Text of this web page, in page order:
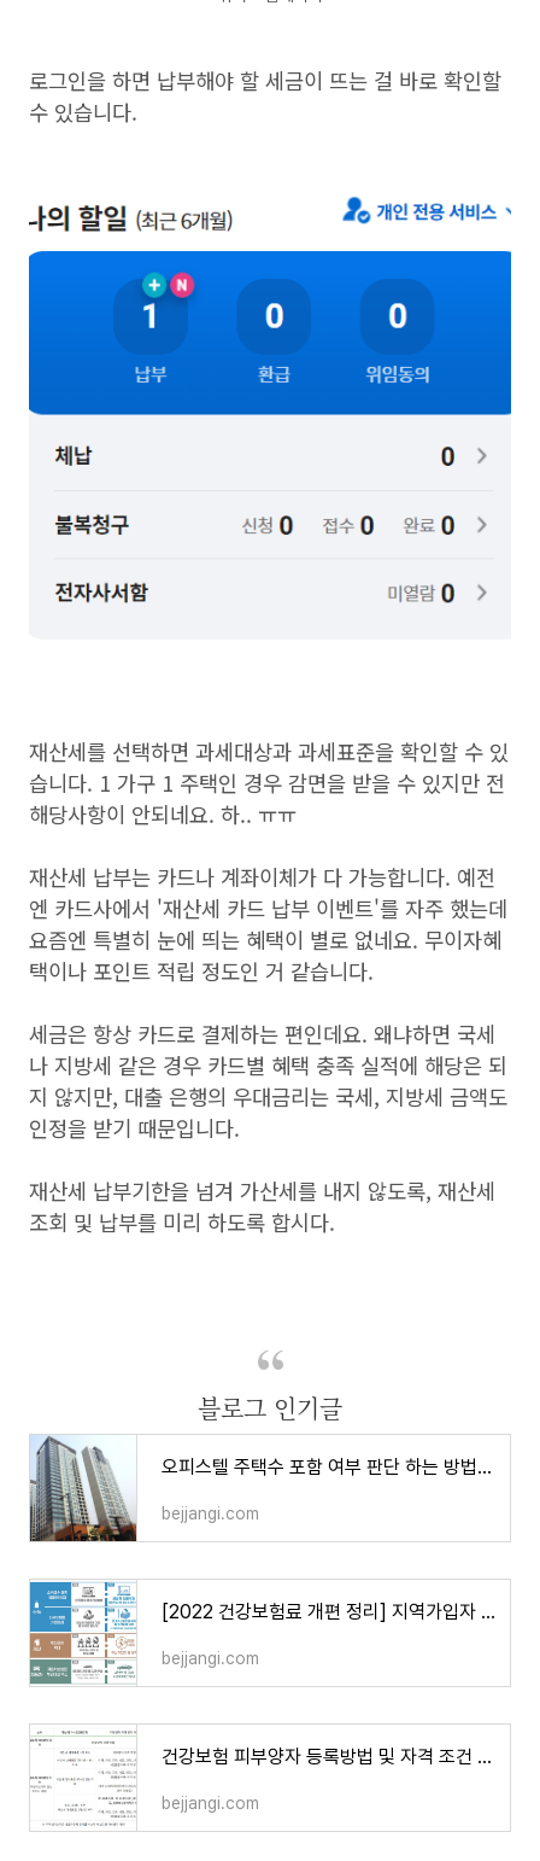
로그인을 하면 납부해야 할 세금이 뜨는 걸 바로 확인할
수 있습니다.
재산세를 선택하면 과세대상과 과세표준을 확인할 수 있
습니다. 1 가구 1 주택인 경우 감면을 받을 수 있지만 전
해당사항이 안되네요. 하.. ㅠㅠ
재산세 납부는 카드나 계좌이체가 다 가능합니다. 예전
엔 카드사에서 '재산세 카드 납부 이벤트'를 자주 했는데
요즘엔 특별히 눈에 띄는 혜택이 별로 없네요. 무이자혜
택이나 포인트 적립 정도인 거 같습니다.
세금은 항상 카드로 결제하는 편인데요. 왜냐하면 국세
나 지방세 같은 경우 카드별 혜택 충족 실적에 해당은 되
지 않지만, 대출 은행의 우대금리는 국세, 지방세 금액도
인정을 받기 때문입니다.
재산세 납부기한을 넘겨 가산세를 내지 않도록, 재산세
조회 및 납부를 미리 하도록 합시다.
블로그 인기글
오피스텔 주택수 포함 여부 판단 하는 방법, 주거용 업무용 비교
bejjangi.com
[2022 건강보험료 개편 정리] 지역가입자 · 직장가입자 · 피부양자 의료보험 변경
bejjangi.com
건강보험 피부양자 등록방법 및 자격 조건 제출 서류
bejjangi.com